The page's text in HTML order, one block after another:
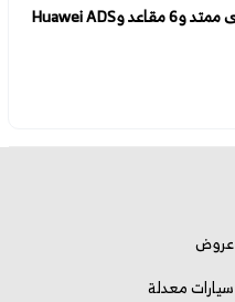
فريلاندر 8 تدخل الإنتاج رسميًا: SUV بمدى ممتد و6 مقاعد وHuawei ADS
عروض
سيارات معدلة